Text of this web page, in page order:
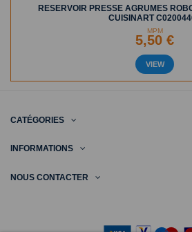
RESERVOIR PRESSE AGRUMES
CUISINART
MPM
5,50 €
VIEW
CATÉGORIES
INFORMATIONS
NOUS CONTACTER